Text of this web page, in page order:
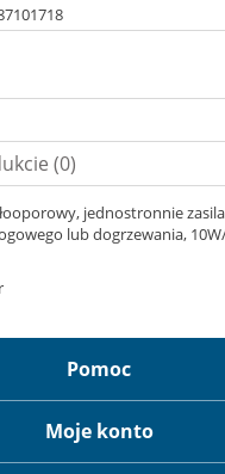
(0)
jednostronnie
lub dogrzewania,
Pomoc
Moje konto